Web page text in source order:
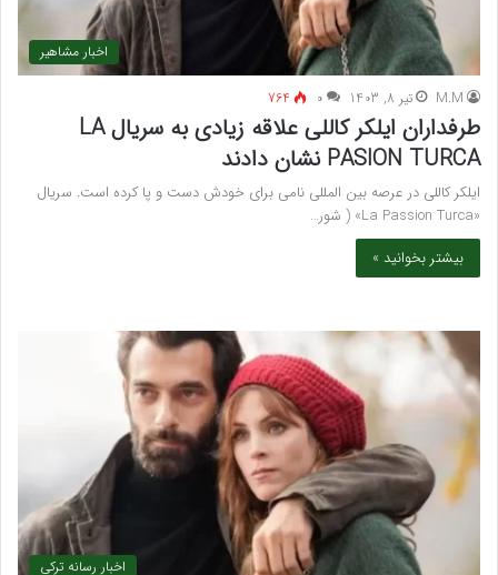
اخبار مشاهیر
M.M تیر 8, 1403 ۰ 764
طرفداران ایلکر کاللی علاقه زیادی به سریال LA
PASION TURCA نشان دادند
ایلکر کاللی در عرصه بین المللی نامی برای خودش دست و پا کرده است. سریال
«La Passion Turca» ( شور…
بیشتر بخوانید »
اخبار رسانه ترکی